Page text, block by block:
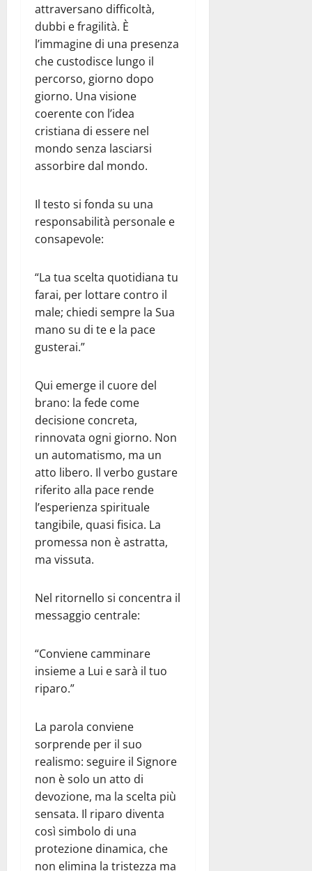
attraversano difficoltà,
dubbi e fragilità. È
l’immagine di una presenza
che custodisce lungo il
percorso, giorno dopo
giorno. Una visione
coerente con l’idea
cristiana di essere nel
mondo senza lasciarsi
assorbire dal mondo.
Il testo si fonda su una
responsabilità personale e
consapevole:
“La tua scelta quotidiana tu
farai, per lottare contro il
male; chiedi sempre la Sua
mano su di te e la pace
gusterai.”
Qui emerge il cuore del
brano: la fede come
decisione concreta,
rinnovata ogni giorno. Non
un automatismo, ma un
atto libero. Il verbo gustare
riferito alla pace rende
l’esperienza spirituale
tangibile, quasi fisica. La
promessa non è astratta,
ma vissuta.
Nel ritornello si concentra il
messaggio centrale:
“Conviene camminare
insieme a Lui e sarà il tuo
riparo.”
La parola conviene
sorprende per il suo
realismo: seguire il Signore
non è solo un atto di
devozione, ma la scelta più
sensata. Il riparo diventa
così simbolo di una
protezione dinamica, che
non elimina la tristezza ma